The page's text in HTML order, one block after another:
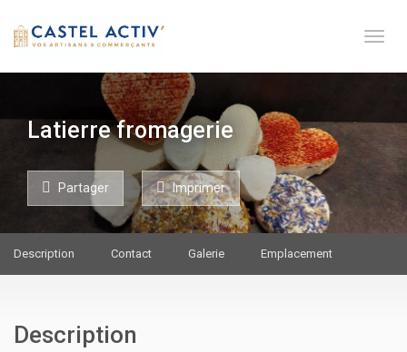
Toge
Latierre fromagerie
Partager Imprimer
Description Contact Galerie Emplacement
Description